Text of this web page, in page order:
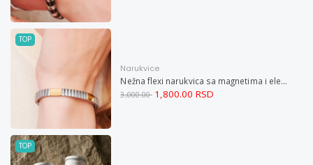
TOP
Narukvice
Nežna flexi narukvica sa magnetima i elementima u boji zlata i bakrom M
3,000.00 1,800.00 RSD
TOP